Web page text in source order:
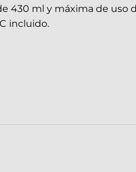
430 ml y máxima de uso
incluido.